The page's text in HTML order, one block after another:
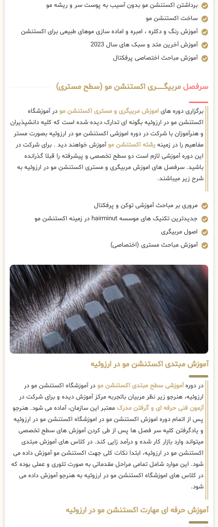
برداشتن اکستنشن مو بدون آسیب به پوست سر و ریشه مو
ساخت اکستنشن مو
آموزش رنگ و دکلره ، امبره و اماده سازی موهای طبیعی برای اکستنشن
آموزش آخرین متد و سبک های سال 2023
آموزش مباحث اختصاصی پرفکتال
سرفصلمربیگــــــــری اکستنشن مو (سطح مستری)
برگزاری دوره های اموزش مربیگری و مستری اکستنشن مو در آموزشگاه
اکستنشن مو در ارزوئیه بگونه ای تدارک دیده شده است که کلیه دانشپذیران
و هنرآموزان با شرکت در دوره اموزشی اکستنشن مو در ارزوئیه بصورت مستر
مفاهیم را در زمینه رشته اکستنشن موآموزش خواهند دید . برای شرکت در
این دوره آموزشی لازم است دو سطح تخصصی و پیشرفته را قبلا گذرانده
باشید. سرفصل های اموزش مربیگری و مستری اکستنشن مو در ارزوئیه به
شرح زیر میباشند.
مروری بر مباحث آموزشی توکن و پرفکتال
جدیدترین تکنیک های موسسه hairminut در زمینه اکستنشن مو
اصول مربیگری
آموزش مباحث مستری (اختصاصی)
آموزش مبتدی اکستنشن مو در ارزوئیه
در دورهآموزشی سطح مبتدی اکستنشن مو در آموزشگاه اکستنشن مو در
ارزوئیه، هنرجو زیر نظر مربیان باتجربه مرکز آموزش دیده و برای شرکت در
آزمون فنی حرفه ای و گرفتن مدرک معتبر این سازمان، آماده می شود. هنرجو
پس از اتمام دوره اموزش اکستنشن مو در اموزشگاه اکستنشن مو در ارزوئیه
و یادگرفتن کلیه سر فصل ها پس از طی کردن آموزش های سطح تخصصی
میتواند وارد بازار کار شده و درآمد زایی کند. در کلاس های آموزش مبتدی
اکستنشن مو در ارزوئیه، ابتدا نکات کلی جهت اکستنشن مو آموزش داده می
شود. این موارد شامل تمامی مراحل مقدماتی به صورت تئوری و عملی بوده که
در کلاس های اموزشگاه اکستنشن مو در ارزوئیه به هنرجو آموزش داده می
شود.
آموزش حرفه ای مهارت اکستنشن مو در ارزوئیه